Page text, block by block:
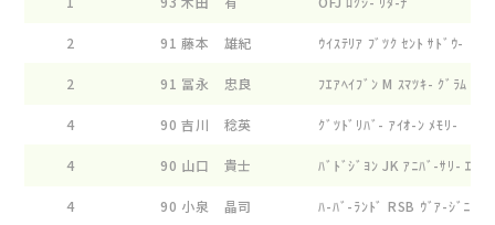
2 91 藤本 雄紀 ｳｲｽﾃﾘｱ ﾌﾞﾂｸ ｾﾝﾄ ｻﾄﾞｳ-
2 91 冨永 忠良 ﾌｴｱﾍｲﾌﾞﾝ M ｽﾏﾂｷ- ｸﾞﾗﾑ
4 90 吉川 稔英 ｸﾞﾂﾄﾞﾘﾊﾞ- ｱｲｵ-ﾝ ﾒﾓﾘ-
4 90 山口 貴士 ﾊﾞﾄﾞｼﾞﾖﾝ JK ｱﾆﾊﾞ-ｻﾘ- ｴｽｶ
4 90 小泉 晶司 ﾊ-ﾊﾞ-ﾗﾝﾄﾞ RSB ｳﾞｱ-ｼﾞﾆﾃｲ-